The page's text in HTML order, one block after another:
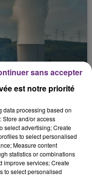
DE CHOOZ
la centrale
Une situation
qui est toujours
est notre priorité
data processing based on
Store and/or access
select advertising; Create
to select personalised
Measure content
statistics or combinations
improve services; Create
to select personalised
sans accepter